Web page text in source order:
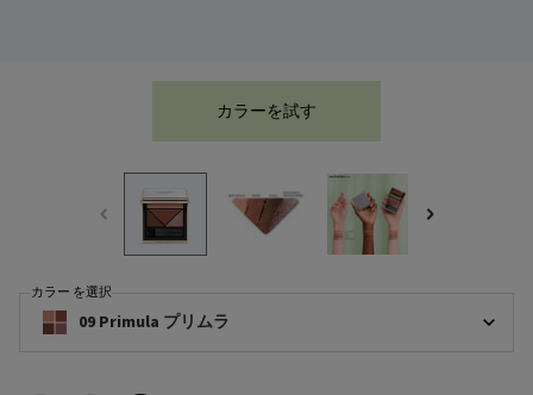
カラーを試す
ダイメンションズ マルチエフェクト アイシャドウ （ホロヌード コレクション
09 Primula プリムラ
カラー を選択